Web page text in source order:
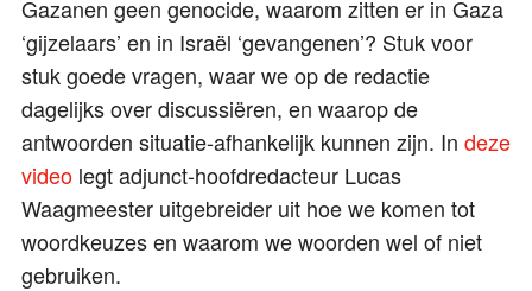
Gazanen geen genocide, waarom zitten er in Gaza
‘gijzelaars’ en in Israël ‘gevangenen’? Stuk voor
stuk goede vragen, waar we op de redactie
dagelijks over discussiëren, en waarop de
antwoorden situatie-afhankelijk kunnen zijn. In deze
video legt adjunct-hoofdredacteur Lucas
Waagmeester uitgebreider uit hoe we komen tot
woordkeuzes en waarom we woorden wel of niet
gebruiken.